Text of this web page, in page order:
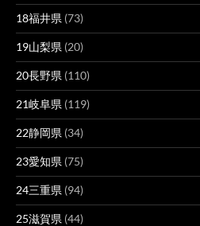
18福井県 (73)
19山梨県 (20)
20長野県 (110)
21岐阜県 (119)
22静岡県 (34)
23愛知県 (75)
24三重県 (94)
25滋賀県 (44)